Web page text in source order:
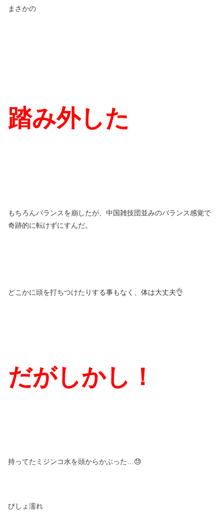
まさかの
踏み外した
もちろんバランスを崩したが、中国雑技団並みのバランス感覚で
奇跡的に転けずにすんだ。
どこかに頭を打ちつけたりする事もなく、体は大丈夫👌
だがしかし！
持ってたミジンコ水を頭からかぶった…😓
びしょ濡れ